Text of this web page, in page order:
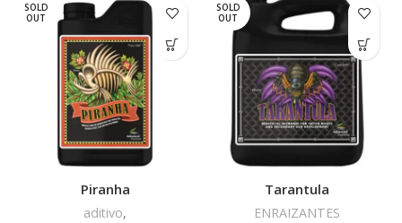
SOLD
OUT
Piranha
aditivo,
SOLD
OUT
Tarantula
ENRAIZANTES